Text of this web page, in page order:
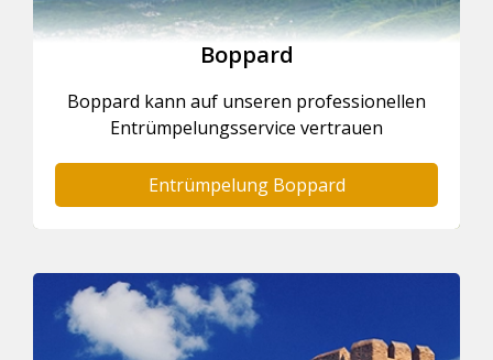
Boppard
Boppard kann auf unseren professionellen
Entrümpelungsservice vertrauen
Entrümpelung Boppard